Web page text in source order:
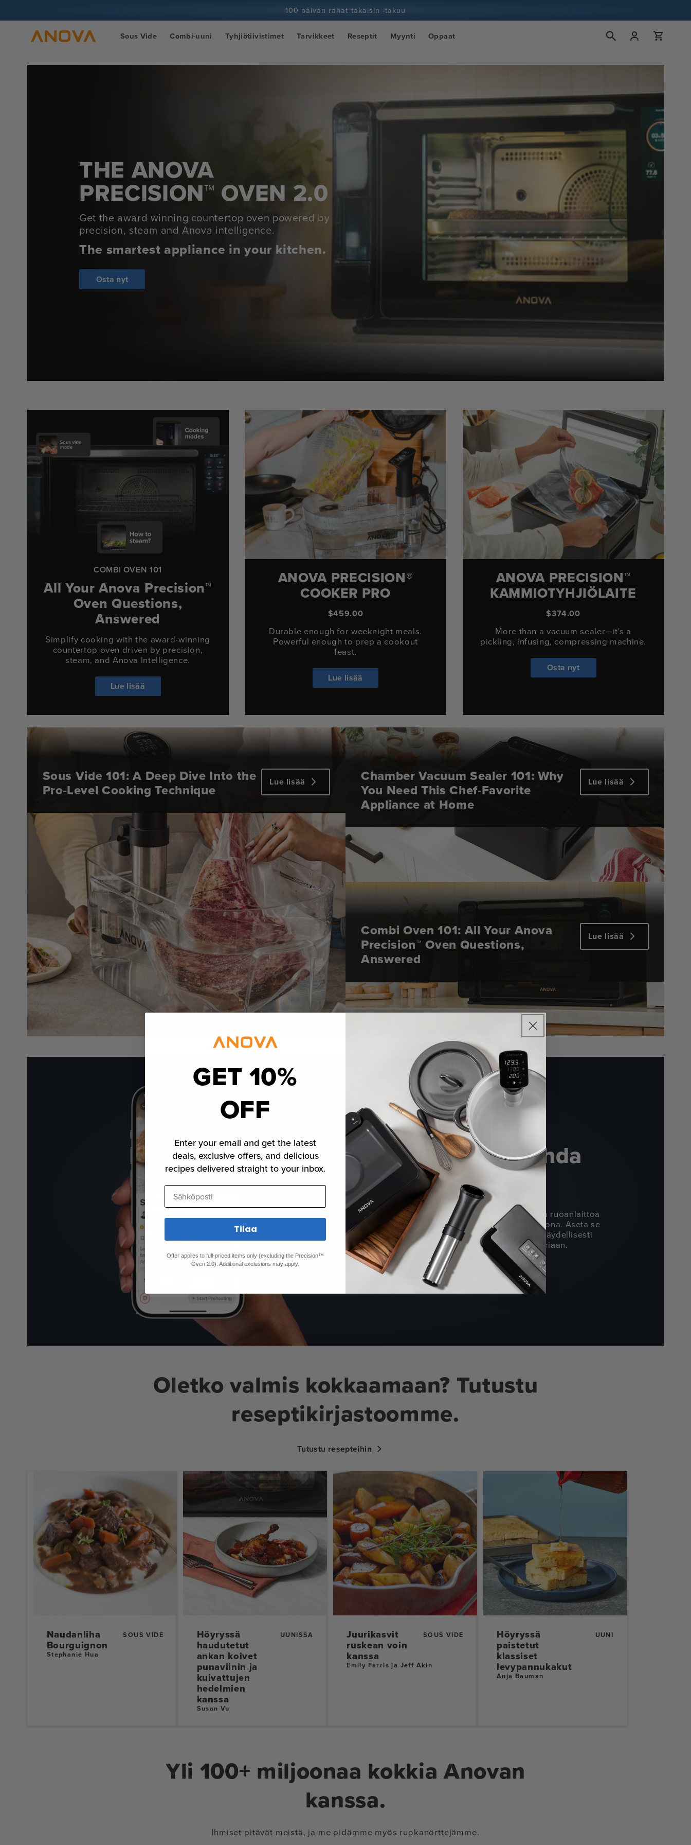
100 päivän rahat takaisin -takuu
Sous Vide Combi-uuni Tyhjiötiivistimet Tarvikkeet Reseptit Myynti Oppaat
Kirjaudu
sisään
Ostoskori
THE ANOVA
PRECISION™ OVEN 2.0
Get the award winning countertop oven powered by
precision, steam and Anova intelligence.
The smartest appliance in your kitchen.
Osta nyt
COMBI OVEN 101
All Your Anova Precision™
Oven Questions,
Answered
Simplify cooking with the award-winning
countertop oven driven by precision,
steam, and Anova Intelligence.
Lue lisää
ANOVA PRECISION®
COOKER PRO
$459.00
Durable enough for weeknight meals.
Powerful enough to prep a cookout
feast.
Lue lisää
ANOVA PRECISION™
KAMMIOTYHJIÖLAITE
$374.00
More than a vacuum sealer—it's a
pickling, infusing, compressing machine.
Osta nyt
Sous Vide 101: A Deep Dive Into the
Pro-Level Cooking Technique
Lue lisää
Chamber Vacuum Sealer 101: Why
You Need This Chef-Favorite
Appliance at Home
Lue lisää
Combi Oven 101: All Your Anova
Precision™ Oven Questions,
Answered
Lue lisää
Aseta se. Unohda
se.
Anova-sovelluksen avulla voit seurata ruoanlaittoa
vaivattomasti, vaikka et olisikaan kotona. Aseta se
vain, jatka päivääsi ja palaa takaisin täydellisesti
kypsennettyyn, tarjoiluvalmiiseen ateriaan.
Tutustu sovelluksiin
Oletko valmis kokkaamaan? Tutustu
reseptikirjastoomme.
Tutustu resepteihin
Naudanliha
Bourguignon
SOUS VIDE
Stephanie Hua
Höyryssä
haudutetut
ankan koivet
punaviinin ja
kuivattujen
hedelmien
kanssa
UUNISSA
Susan Vu
Juurikasvit
ruskean voin
kanssa
SOUS VIDE
Emily Farris ja Jeff Akin
Höyryssä
paistetut
klassiset
levypannukakut
UUNI
Anja Bauman
Yli 100+ miljoonaa kokkia Anovan
kanssa.
Ihmiset pitävät meistä, ja me pidämme myös ruokanörttejämme.
GET 10%
OFF
Enter your email and get the latest
deals, exclusive offers, and delicious
recipes delivered straight to your inbox.
Sähköposti
Tilaa
Offer applies to full-priced items only (excluding the Precision™
Oven 2.0). Additional exclusions may apply.